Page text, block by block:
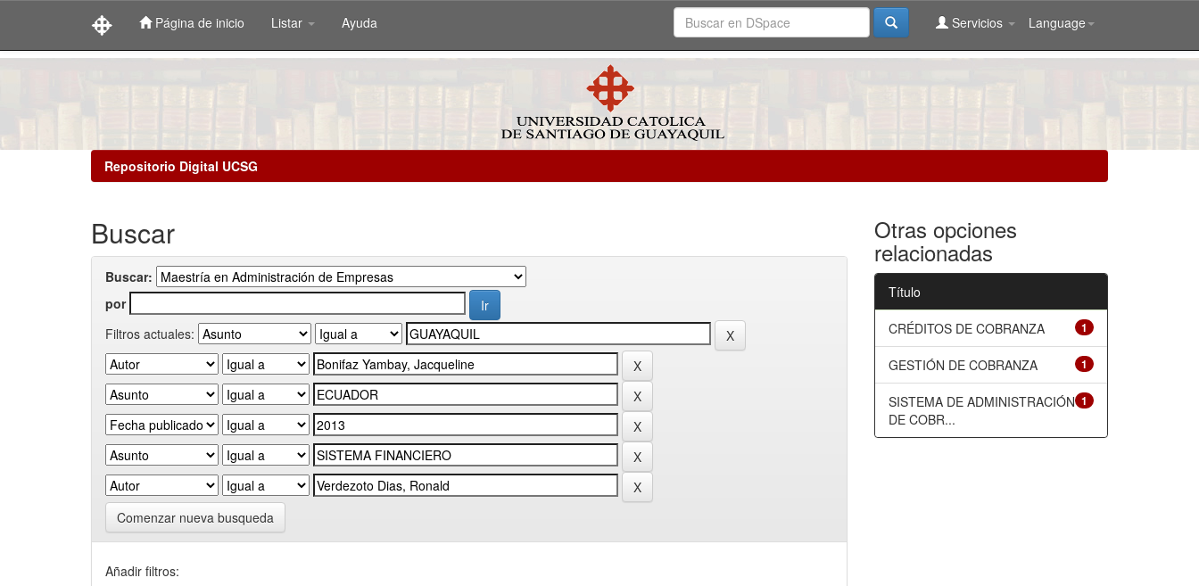
Página de inicio Listar Ayuda Language
Servicios
Repositorio Digital UCSG
Buscar
Buscar:
por
Filtros actuales:
Comenzar nueva busqueda
Añadir filtros:
Otras opciones
relacionadas
Título
1
CRÉDITOS DE COBRANZA
1
GESTIÓN DE COBRANZA
1
SISTEMA DE ADMINISTRACIÓN
DE COBR...